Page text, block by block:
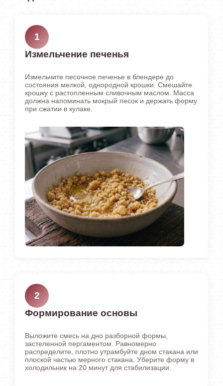
1
Измельчение печенья
Измельчите песочное печенье в блендере до
состояния мелкой, однородной крошки. Смешайте
крошку с растопленным сливочным маслом. Масса
должна напоминать мокрый песок и держать форму
при сжатии в кулаке.
2
Формирование основы
Выложите смесь на дно разборной формы,
застеленной пергаментом. Равномерно
распределите, плотно утрамбуйте дном стакана или
плоской частью мерного стакана. Уберите форму в
холодильник на 20 минут для стабилизации.